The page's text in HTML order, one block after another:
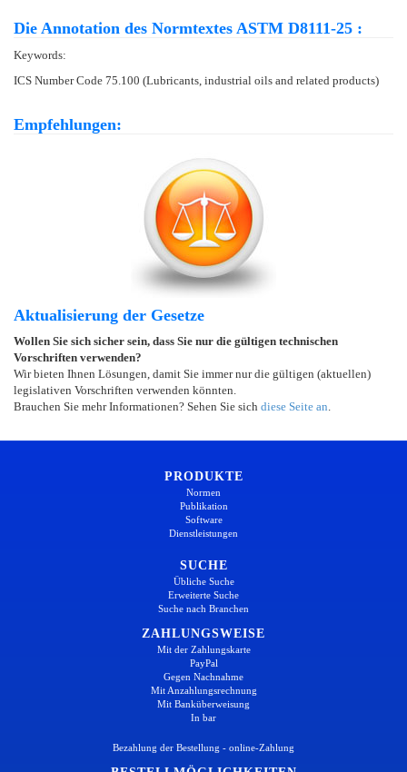
Die Annotation des Normtextes ASTM D8111-25 :
Keywords:
ICS Number Code 75.100 (Lubricants, industrial oils and related products)
Empfehlungen:
Aktualisierung der Gesetze
Wollen Sie sich sicher sein, dass Sie nur die gültigen technischen
Vorschriften verwenden?
Wir bieten Ihnen Lösungen, damit Sie immer nur die gültigen (aktuellen)
legislativen Vorschriften verwenden könnten.
Brauchen Sie mehr Informationen? Sehen Sie sich diese Seite an
PRODUKTE
Normen
Publikation
Software
Dienstleistungen
SUCHE
Übliche Suche
Erweiterte Suche
Suche nach Branchen
ZAHLUNGSWEISE
Mit der Zahlungskarte
PayPal
Gegen Nachnahme
Mit Anzahlungsrechnung
Mit Banküberweisung
In bar
Bezahlung der Bestellung - online-Zahlung